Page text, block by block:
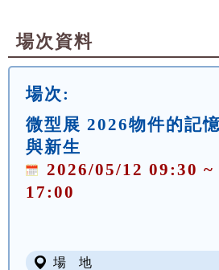
場次資料
場次:
微型展 2026物件的記
與新生
2026/05/12 09:30 ~
17:00
場 地